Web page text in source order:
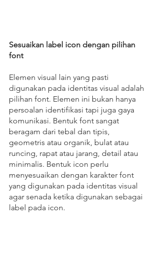
Sesuaikan label icon dengan pilihan
font
Elemen visual lain yang pasti
digunakan pada identitas visual adalah
pilihan font. Elemen ini bukan hanya
persoalan identifikasi tapi juga gaya
komunikasi. Bentuk font sangat
beragam dari tebal dan tipis,
geometris atau organik, bulat atau
runcing, rapat atau jarang, detail atau
minimalis. Bentuk icon perlu
menyesuaikan dengan karakter font
yang digunakan pada identitas visual
agar senada ketika digunakan sebagai
label pada icon.